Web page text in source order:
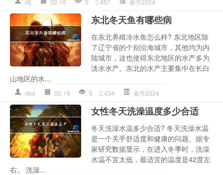
东北冬天鱼有哪些病
在东北养殖冷水鱼怎么样? 东北地区除
了辽宁省的个别沿海城市，其他均为内
陆城市，这也使得东北地区的水产多为
淡水水产。东北的水产主要集中在长白
山地区的水...
dbd 02-18 0 434 春节2024
女性冬天洗澡温度多少合适
冬天洗澡水温多少合适? 冬天洗澡水温
是一个关乎舒适度和健康的问题。据专
家研究数据显示，在进入冬季时，洗澡
水温不宜太低，最适宜的温度是42度左
右。 洗澡...